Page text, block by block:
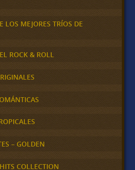
LOS MEJORES TRÍOS DE
ROCK & ROLL
– GOLDEN
COLLECTION